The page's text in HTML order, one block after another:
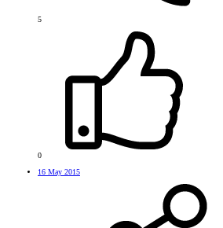
5
0
16 May 2015